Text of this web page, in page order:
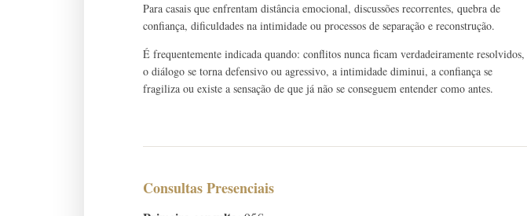
Para casais que enfrentam distância emocional, discussões recorrentes, quebra de
confiança, dificuldades na intimidade ou processos de separação e reconstrução.
É frequentemente indicada quando: conflitos nunca ficam verdadeiramente resolvidos,
o diálogo se torna defensivo ou agressivo, a intimidade diminui, a confiança se
fragiliza ou existe a sensação de que já não se conseguem entender como antes.
Consultas Presenciais